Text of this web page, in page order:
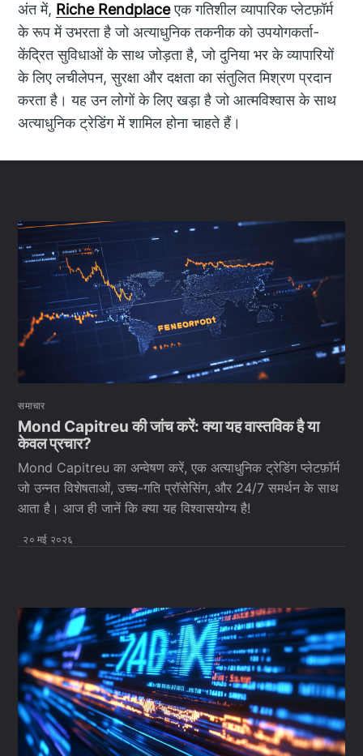
अंत में, Riche Rendplaceएक गतिशील व्यापारिक प्लेटफ़ॉर्म
के रूप में उभरता है जो अत्याधुनिक तकनीक को उपयोगकर्ता-
केंद्रित सुविधाओं के साथ जोड़ता है, जो दुनिया भर के व्यापारियों
के लिए लचीलेपन, सुरक्षा और दक्षता का संतुलित मिश्रण प्रदान
करता है। यह उन लोगों के लिए खड़ा है जो आत्मविश्वास के साथ
अत्याधुनिक ट्रेडिंग में शामिल होना चाहते हैं।
समाचार
Mond Capitreu की जांच करें: क्या यह वास्तविक है या
केवल प्रचार?
Mond Capitreu का अन्वेषण करें, एक अत्याधुनिक ट्रेडिंग प्लेटफ़ॉर्म
जो उन्नत विशेषताओं, उच्च-गति प्रॉसेसिंग, और 24/7 समर्थन के साथ
आता है। आज ही जानें कि क्या यह विश्वासयोग्य है!
२० मई २०२६